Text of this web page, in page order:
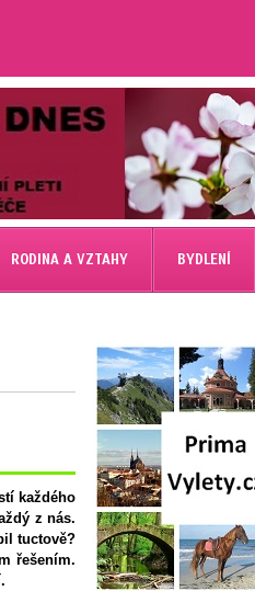
RODINA A VZTAHY BYDLENÍ
každého
z nás.
tuctově?
řešením.